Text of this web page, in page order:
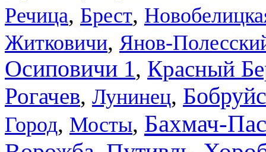
Речица, Брест,
Житковичи, Янов-
Осиповичи 1, Красный
Рогачев, Лунинец,
Город, Мосты, Бахмач-